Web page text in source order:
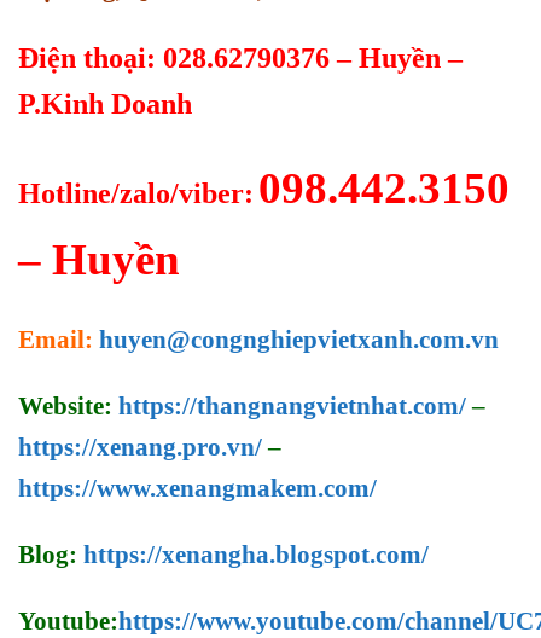
Điện thoại: 028.62790376 – Huyền –
P.Kinh Doanh
Hotline/zalo/viber: 098.442.3150
– Huyền
Email: huyen@congnghiepvietxanh.com.vn
Website: https://thangnangvietnhat.com/–
https://xenang.pro.vn/–
https://www.xenangmakem.com/
Blog: https://xenangha.blogspot.com/
Youtube:https://www.youtube.com/channel/